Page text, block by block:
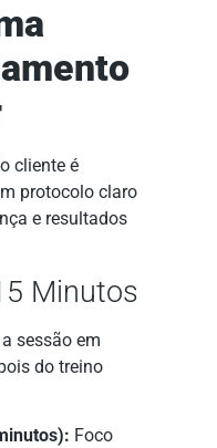
cliente é
protocolo claro
e resultados
Minutos
sessão em
do treino
Foco